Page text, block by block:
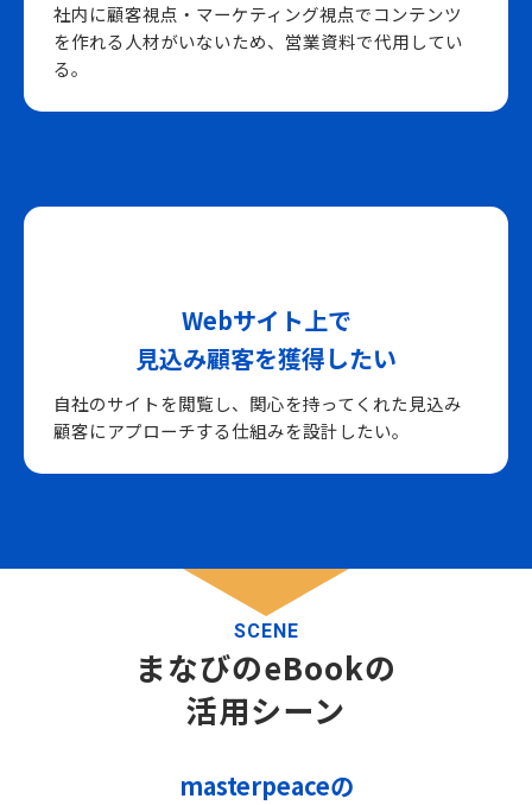
社内に顧客視点・マーケティング視点でコンテンツ
を作れる人材がいないため、営業資料で代用してい
る。
Webサイト上で
見込み顧客を獲得したい
自社のサイトを閲覧し、関心を持ってくれた見込み
顧客にアプローチする仕組みを設計したい。
SCENE
まなびのeBookの
活用シーン
masterpeaceの